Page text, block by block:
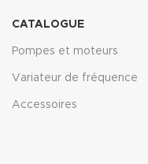
CATALOGUE
Pompes et moteurs
Variateur de fréquence
Accessoires